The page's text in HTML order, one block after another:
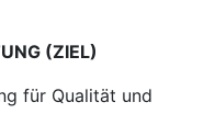
(ZIEL)
für Qualität und